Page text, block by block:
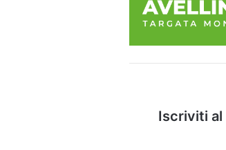
Iscriviti al